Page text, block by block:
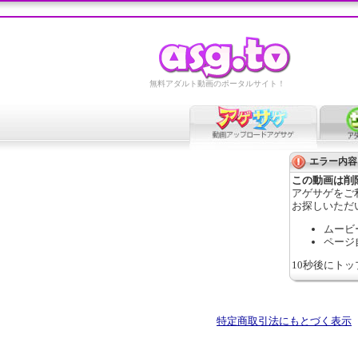
無料アダルト動画のポータルサイト！
エラー内容
この動画は削
アゲサゲをご
お探しいただ
ムービ
ページ
10秒後にト
特定商取引法にもとづく表示